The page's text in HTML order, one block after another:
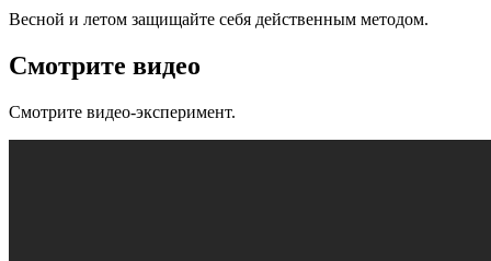
Весной и летом защищайте себя действенным методом.
Смотрите видео
Смотрите видео-эксперимент.